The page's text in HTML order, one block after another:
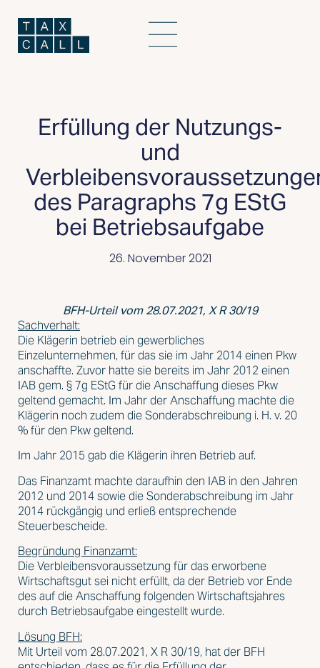
Erfüllung der Nutzungs-
und
des Paragraphs 7g EStG
bei Betriebsaufgabe
26. November 2021
BFH-Urteil vom 28.07.2021, X R 30/19
Sachverhalt:
Die Klägerin betrieb ein gewerbliches
Einzelunternehmen, für das sie im Jahr 2014 einen Pkw
anschaffte. Zuvor hatte sie bereits im Jahr 2012 einen
IAB gem. § 7g EStG für die Anschaffung dieses Pkw
geltend gemacht. Im Jahr der Anschaffung machte die
Klägerin noch zudem die Sonderabschreibung i. H. v. 20
% für den Pkw geltend.
Im Jahr 2015 gab die Klägerin ihren Betrieb auf.
Das Finanzamt machte daraufhin den IAB in den Jahren
2012 und 2014 sowie die Sonderabschreibung im Jahr
2014 rückgängig und erließ entsprechende
Steuerbescheide.
Begründung Finanzamt:
Die Verbleibensvoraussetzung für das erworbene
Wirtschaftsgut sei nicht erfüllt, da der Betrieb vor Ende
des auf die Anschaffung folgenden Wirtschaftsjahres
durch Betriebsaufgabe eingestellt wurde.
Lösung BFH:
Mit Urteil vom 28.07.2021, X R 30/19, hat der BFH